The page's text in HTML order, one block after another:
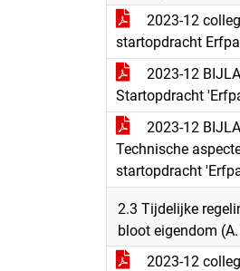
2023-12
startopdracht
2023-12
Startopdracht
2023-12
Technische
startopdracht
2.3 Tijdelijke
bloot eigendom
2023-12